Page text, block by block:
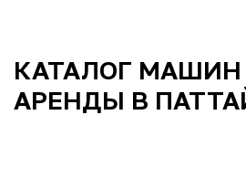
На-
Аэропорт